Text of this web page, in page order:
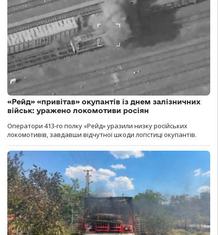
«Рейд» «привітав» окупантів із днем залізничних
військ: уражено локомотиви росіян
Оператори 413-го полку «Рейд» уразили низку російських
локомотивів, завдавши відчутної шкоди логістиці окупантів.